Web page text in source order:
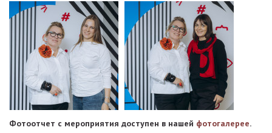
Фотоотчет с мероприятия доступен в нашей фотогалерее.